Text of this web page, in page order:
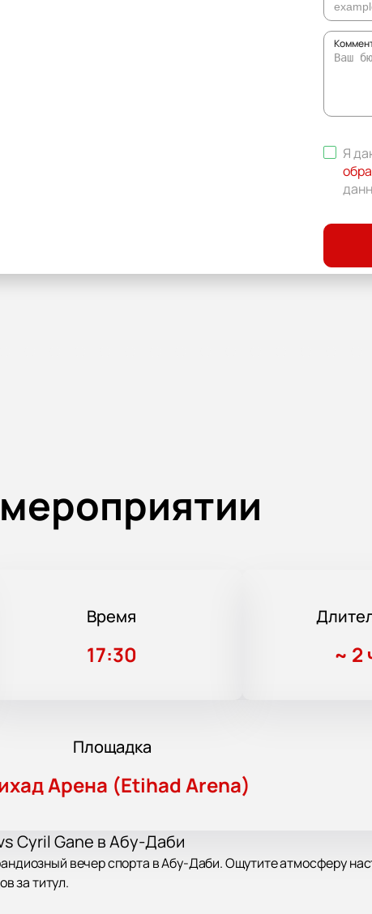
Я
Время
17:30 ~ 2
Площадка
Арена (Etihad Arena)
Cyril Gane в Абу-Даби
вечер спорта в Абу-Даби. Ощутите атмосферу
за титул.